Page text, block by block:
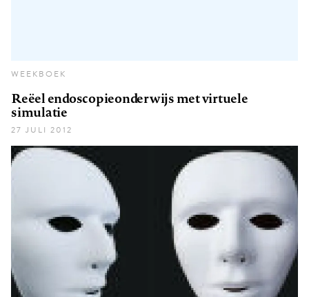
WEEKBOEK
Reëel endoscopieonderwijs met virtuele
simulatie
27 JULI 2012